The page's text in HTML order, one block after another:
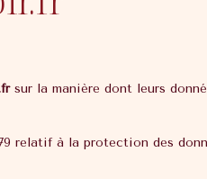
sur la manière dont leurs
relatif à la protection des